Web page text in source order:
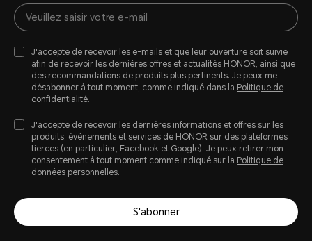
J'accepte de recevoir les e-mails et que leur ouverture soit suivie
afin de recevoir les dernières offres et actualités HONOR, ainsi que
des recommandations de produits plus pertinents. Je peux me
désabonner à tout moment, comme indiqué dans la Politique de
confidentialité.
J'accepte de recevoir les dernières informations et offres sur les
produits, évènements et services de HONOR sur des plateformes
tierces (en particulier, Facebook et Google). Je peux retirer mon
consentement à tout moment comme indiqué sur la Politique de
données personnelles.
S'abonner